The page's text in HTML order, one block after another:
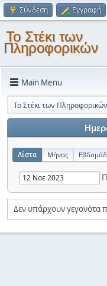
Σύνδεση Εγγραφή
Το Στέκι των
Πληροφορικών
Main Menu
Το Στέκι των Πληροφορικών
Λίστα Μήνας
Δεν υπάρχουν γεγονότα